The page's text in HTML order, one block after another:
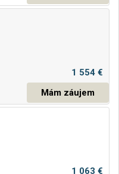
1 554 €
Mám záujem
1 063 €